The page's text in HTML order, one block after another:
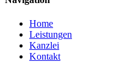
Home
Leistungen
Kanzlei
Kontakt